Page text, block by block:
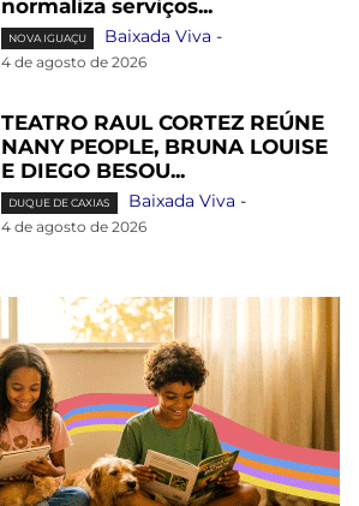
normaliza serviços...
NOVA IGUAÇU Baixada Viva -
4 de agosto de 2026
TEATRO RAUL CORTEZ REÚNE
NANY PEOPLE, BRUNA LOUISE
E DIEGO BESOU...
DUQUE DE CAXIAS Baixada Viva -
4 de agosto de 2026